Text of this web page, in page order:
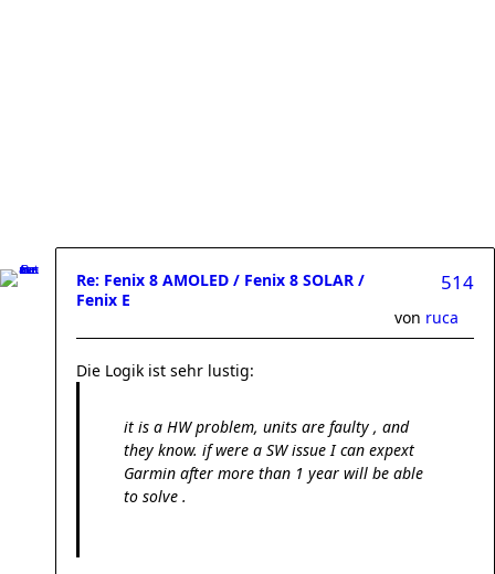
Re: Fenix 8 AMOLED / Fenix 8 SOLAR /
Fenix E
514
von ruca
Die Logik ist sehr lustig:
it is a HW problem, units are faulty , and
they know. if were a SW issue I can expext
Garmin after more than 1 year will be able
to solve .